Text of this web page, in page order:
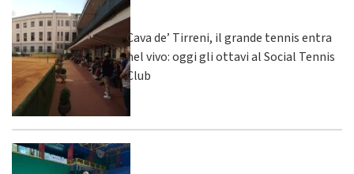
Cava de’ Tirreni, il grande tennis entra
nel vivo: oggi gli ottavi al Social Tennis
Club